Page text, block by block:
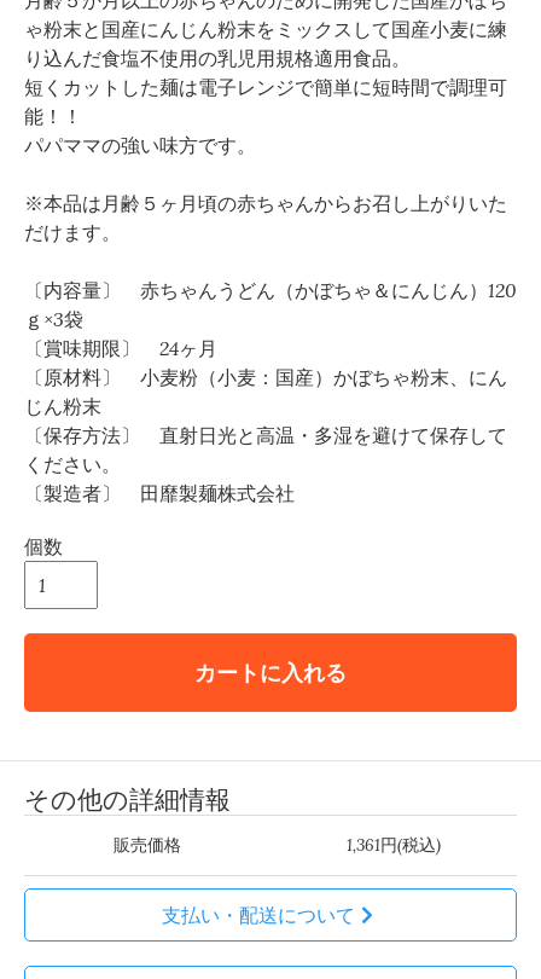
ゃ粉末と国産にんじん粉末をミックスして国産小麦に練
り込んだ食塩不使用の乳児用規格適用食品。
短くカットした麺は電子レンジで簡単に短時間で調理可
能！！
パパママの強い味方です。
※本品は月齢５ヶ月頃の赤ちゃんからお召し上がりいた
だけます。
〔内容量〕 赤ちゃんうどん（かぼちゃ＆にんじん）120
ｇ×3袋
〔賞味期限〕 24ヶ月
〔原材料〕 小麦粉（小麦：国産）かぼちゃ粉末、にん
じん粉末
〔保存方法〕 直射日光と高温・多湿を避けて保存して
ください。
〔製造者〕 田靡製麺株式会社
個数
カートに入れる
その他の詳細情報
販売価格 1,361円(税込)
支払い・配送について